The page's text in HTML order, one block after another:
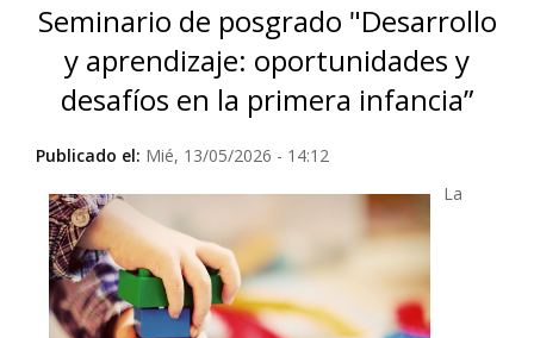
Seminario de posgrado "Desarrollo
y aprendizaje: oportunidades y
desafíos en la primera infancia”
Publicado el: Mié, 13/05/2026 - 14:12
La